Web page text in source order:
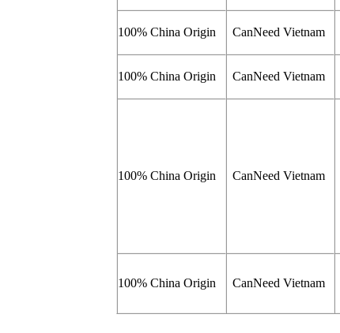
100% China Origin CanNeed Vietnam
100% China Origin CanNeed Vietnam
100% China Origin CanNeed Vietnam
100% China Origin CanNeed Vietnam